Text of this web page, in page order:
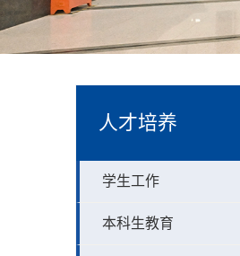
人才培养
学生工作
本科生教育